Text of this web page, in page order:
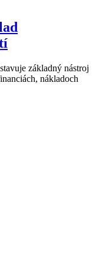
základný nástroj
nákladoch